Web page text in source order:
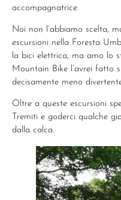
accompagnatrice.
Noi non l’abbiamo scelta,
escursioni nella Foresta
la bici elettrica, ma amo lo
Mountain Bike l’avrei fatto
decisamente meno
Oltre a queste escursioni
Tremiti e goderci qualche
dalla calca.